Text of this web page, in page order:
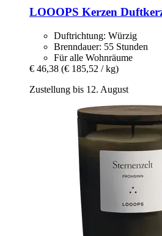
LOOOPS Kerzen
Duftrichtung: Würzig
Brenndauer: 55 Stunden
Für alle Wohnräume
€ 46,38 (€ 185,52 / kg)
Zustellung bis 12. August